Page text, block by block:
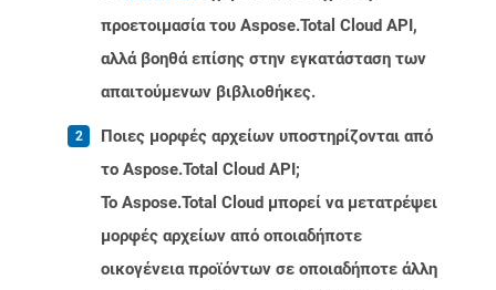
προετοιμασία του Aspose.Total Cloud API,
αλλά βοηθά επίσης στην εγκατάσταση των
απαιτούμενων βιβλιοθήκες.
Ποιες μορφές αρχείων υποστηρίζονται από
το Aspose.Total Cloud API;
Το Aspose.Total Cloud μπορεί να μετατρέψει
μορφές αρχείων από οποιαδήποτε
οικογένεια προϊόντων σε οποιαδήποτε άλλη